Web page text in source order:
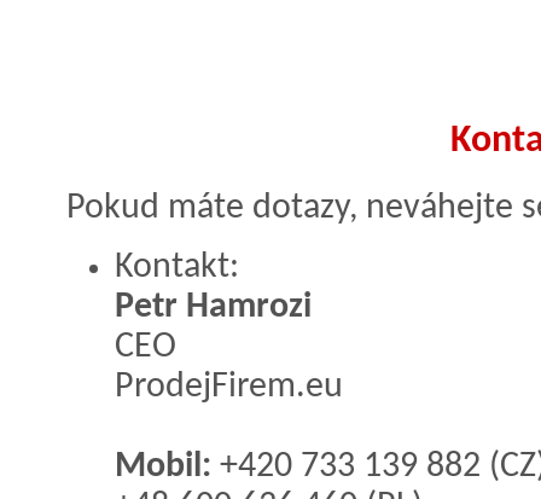
Pokud máte dotazy, neváhejte
Kontakt:
Petr Hamrozi
CEO
ProdejFirem.eu
Mobil: +420 733 139 882